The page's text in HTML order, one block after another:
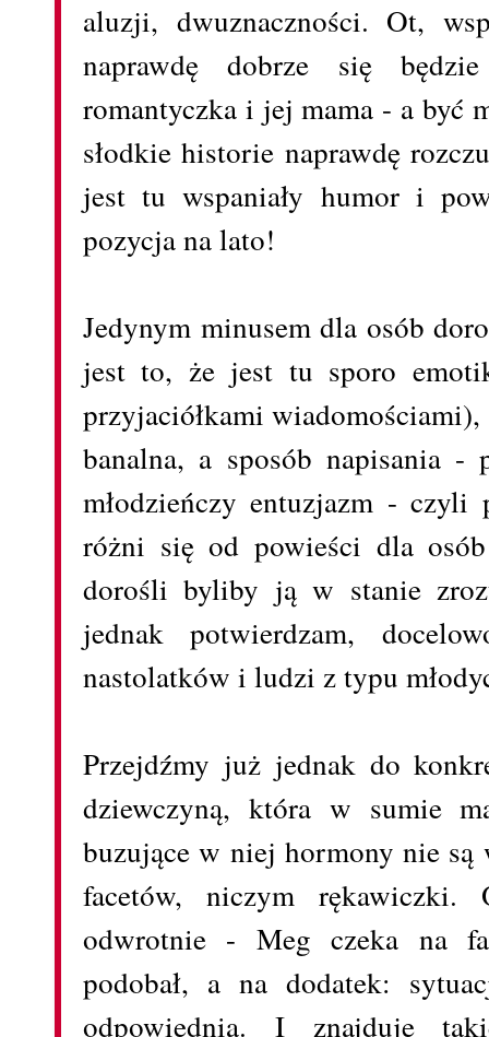
aluzji, dwuznaczności. Ot,
naprawdę dobrze się
romantyczka i jej mama - a być
słodkie historie naprawdę
jest tu wspaniały humor i
pozycja na lato!
Jedynym minusem dla osób
jest to, że jest tu sporo
przyjaciółkami wiadomościami),
banalna, a sposób napisania -
młodzieńczy entuzjazm -
różni się od powieści dla
dorośli byliby ją w stanie
jednak potwierdzam,
nastolatków i ludzi z typu
Przejdźmy już jednak do
dziewczyną, która w sumie
buzujące w niej hormony nie są
facetów, niczym rękawiczki.
odwrotnie - Meg czeka na
podobał, a na dodatek:
odpowiednia. I znajduje